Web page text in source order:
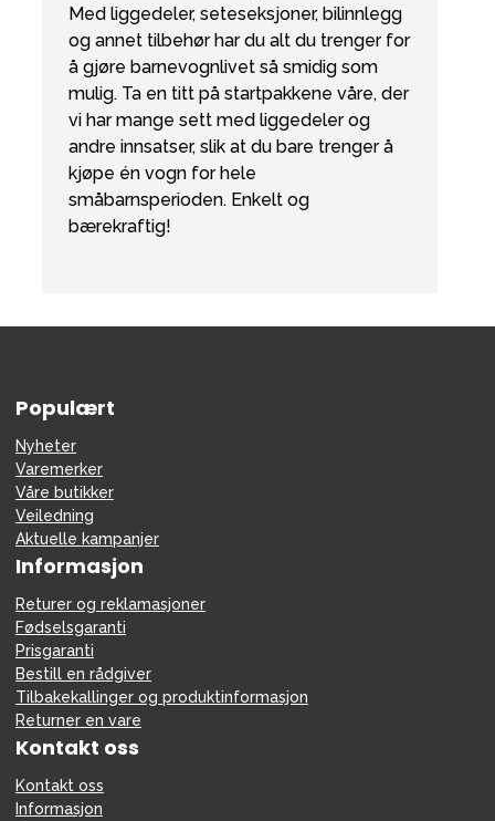
Med liggedeler, seteseksjoner, bilinnlegg
og annet tilbehør har du alt du trenger for
å gjøre barnevognlivet så smidig som
mulig. Ta en titt på startpakkene våre, der
vi har mange sett med liggedeler og
andre innsatser, slik at du bare trenger å
kjøpe én vogn for hele
småbarnsperioden. Enkelt og
bærekraftig!
Populært
Nyheter
Varemerker
Våre butikker
Veiledning
Aktuelle kampanjer
Informasjon
Returer og reklamasjoner
Fødselsgaranti
Prisgaranti
Bestill en rådgiver
Tilbakekallinger og produktinformasjon
Returner en vare
Kontakt oss
Kontakt oss
Informasjon